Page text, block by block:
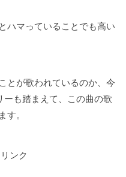
ハマっていることでも高い
とが歌われているのか、今
ーも踏まえて、この曲の歌
す。
ンク